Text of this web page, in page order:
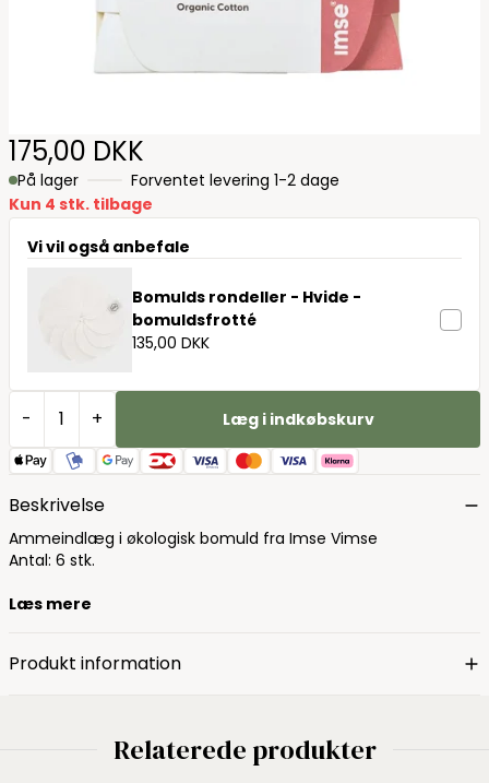
175,00 DKK
På lager
Forventet levering 1-2 dage
Kun 4 stk. tilbage
Vi vil også anbefale
Bomulds rondeller - Hvide -
bomuldsfrotté
135,00 DKK
- + Læg i indkøbskurv
Beskrivelse
Ammeindlæg i økologisk bomuld fra Imse Vimse
Antal: 6 stk.
Læs mere
Produkt information
Relaterede produkter